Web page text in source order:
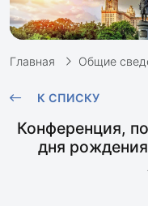
Главная Общие
К СПИСКУ
Конференция,
дня